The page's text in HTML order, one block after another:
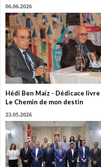
06.06.2026
Hédi Ben Maïz - Dédicace livre
Le Chemin de mon destin
23.05.2026